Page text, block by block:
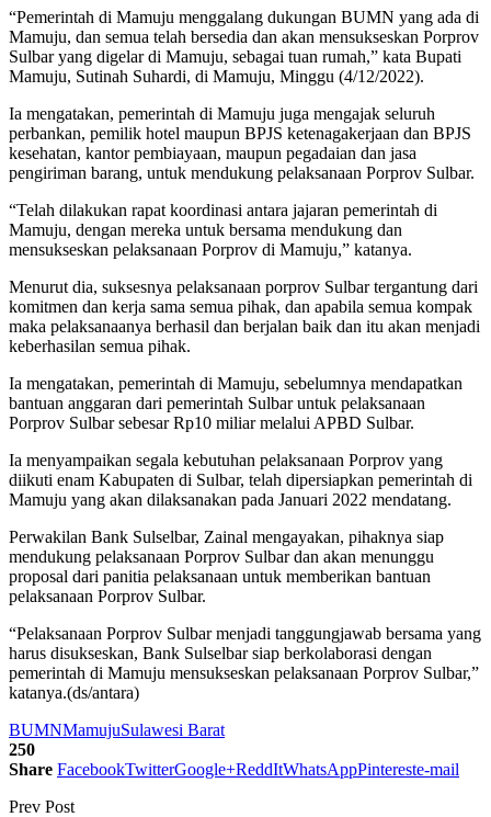
“Pemerintah di Mamuju menggalang dukungan BUMN yang ada di
Mamuju, dan semua telah bersedia dan akan mensukseskan Porprov
Sulbar yang digelar di Mamuju, sebagai tuan rumah,” kata Bupati
Mamuju, Sutinah Suhardi, di Mamuju, Minggu (4/12/2022).
Ia mengatakan, pemerintah di Mamuju juga mengajak seluruh
perbankan, pemilik hotel maupun BPJS ketenagakerjaan dan BPJS
kesehatan, kantor pembiayaan, maupun pegadaian dan jasa
pengiriman barang, untuk mendukung pelaksanaan Porprov Sulbar.
“Telah dilakukan rapat koordinasi antara jajaran pemerintah di
Mamuju, dengan mereka untuk bersama mendukung dan
mensukseskan pelaksanaan Porprov di Mamuju,” katanya.
Menurut dia, suksesnya pelaksanaan porprov Sulbar tergantung dari
komitmen dan kerja sama semua pihak, dan apabila semua kompak
maka pelaksanaanya berhasil dan berjalan baik dan itu akan menjadi
keberhasilan semua pihak.
Ia mengatakan, pemerintah di Mamuju, sebelumnya mendapatkan
bantuan anggaran dari pemerintah Sulbar untuk pelaksanaan
Porprov Sulbar sebesar Rp10 miliar melalui APBD Sulbar.
Ia menyampaikan segala kebutuhan pelaksanaan Porprov yang
diikuti enam Kabupaten di Sulbar, telah dipersiapkan pemerintah di
Mamuju yang akan dilaksanakan pada Januari 2022 mendatang.
Perwakilan Bank Sulselbar, Zainal mengayakan, pihaknya siap
mendukung pelaksanaan Porprov Sulbar dan akan menunggu
proposal dari panitia pelaksanaan untuk memberikan bantuan
pelaksanaan Porprov Sulbar.
“Pelaksanaan Porprov Sulbar menjadi tanggungjawab bersama yang
harus disukseskan, Bank Sulselbar siap berkolaborasi dengan
pemerintah di Mamuju mensukseskan pelaksanaan Porprov Sulbar,”
katanya.(ds/antara)
BUMNMamujuSulawesi Barat
250
Share FacebookTwitterGoogle+ReddItWhatsAppPintereste-mail
Prev Post